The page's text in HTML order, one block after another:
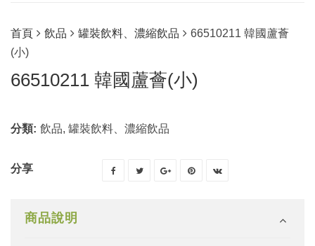
首頁 飲品 罐裝飲料、濃縮飲品
66510211 韓國蘆薈
(小)
66510211 韓國蘆薈(小)
分類: 飲品, 罐裝飲料、濃縮飲品
分享
商品說明